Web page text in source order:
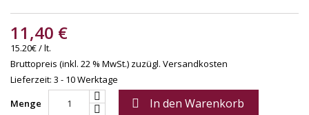
11,40 €
15.20€ / lt.
Bruttopreis (inkl. 22 % MwSt.) zuzügl. Versandkosten
Lieferzeit: 3 - 10 Werktage
Menge
 In den Warenkorb